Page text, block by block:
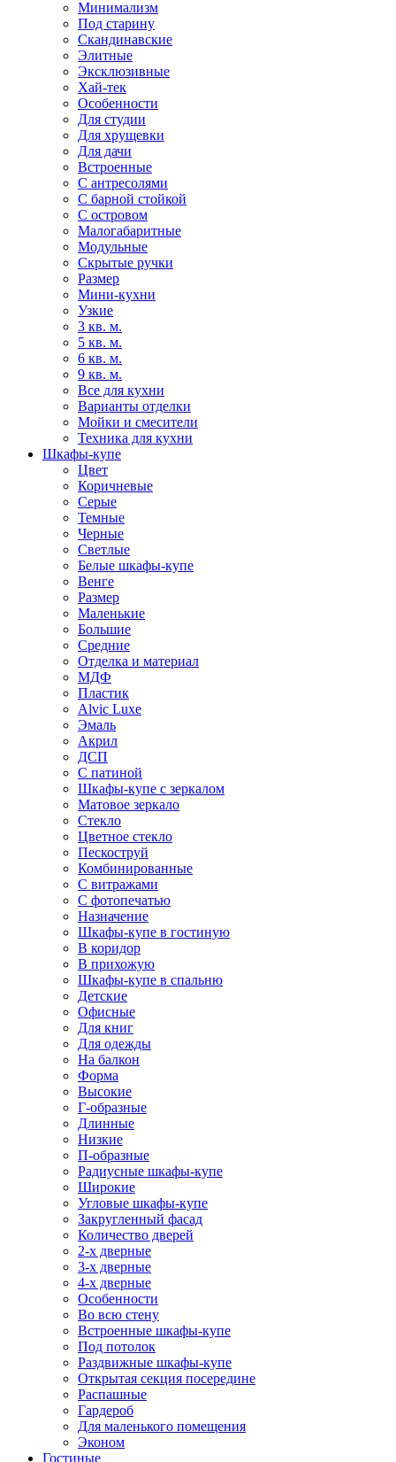
Минимализм
Под старину
Скандинавские
Элитные
Эксклюзивные
Хай-тек
Особенности
Для студии
Для хрущевки
Для дачи
Встроенные
С антресолями
С барной стойкой
С островом
Малогабаритные
Модульные
Скрытые ручки
Размер
Мини-кухни
Узкие
3 кв. м.
5 кв. м.
6 кв. м.
9 кв. м.
Все для кухни
Варианты отделки
Мойки и смесители
Техника для кухни
Шкафы-купе
Цвет
Коричневые
Серые
Темные
Черные
Светлые
Белые шкафы-купе
Венге
Размер
Маленькие
Большие
Средние
Отделка и материал
МДФ
Пластик
Alvic Luxe
Эмаль
Акрил
ДСП
С патиной
Шкафы-купе с зеркалом
Матовое зеркало
Стекло
Цветное стекло
Пескоструй
Комбинированные
С витражами
С фотопечатью
Назначение
Шкафы-купе в гостиную
В коридор
В прихожую
Шкафы-купе в спальню
Детские
Офисные
Для книг
Для одежды
На балкон
Форма
Высокие
Г-образные
Длинные
Низкие
П-образные
Радиусные шкафы-купе
Широкие
Угловые шкафы-купе
Закругленный фасад
Количество дверей
2-х дверные
3-х дверные
4-х дверные
Особенности
Во всю стену
Встроенные шкафы-купе
Под потолок
Раздвижные шкафы-купе
Открытая секция посередине
Распашные
Гардероб
Для маленького помещения
Эконом
Гостиные